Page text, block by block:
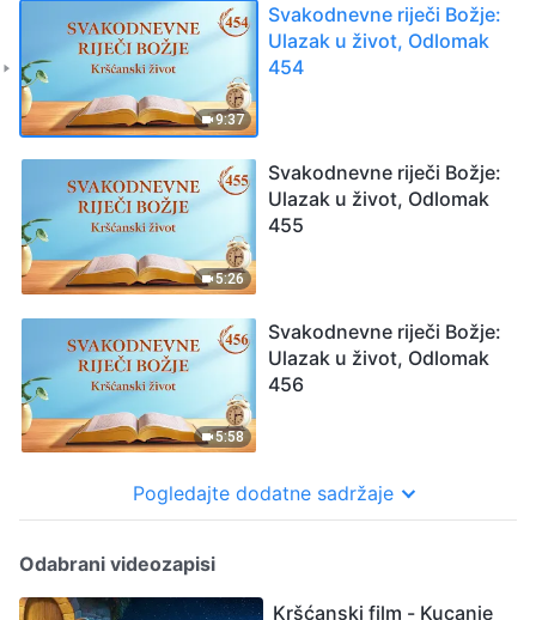
9:37
Svakodnevne riječi Božje:
Ulazak u život, Odlomak
454
5:26
Svakodnevne riječi Božje:
Ulazak u život, Odlomak
455
5:58
Svakodnevne riječi Božje:
Ulazak u život, Odlomak
456
Pogledajte dodatne sadržaje
Odabrani videozapisi
Kršćanski film - Kucanje